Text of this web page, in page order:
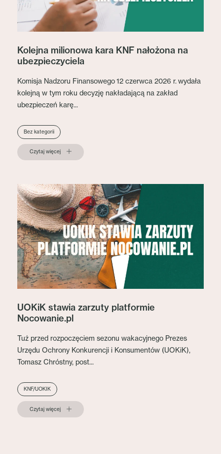
Kolejna milionowa kara KNF nałożona na
ubezpieczyciela
Komisja Nadzoru Finansowego 12 czerwca 2026 r. wydała
kolejną w tym roku decyzję nakładającą na zakład
ubezpieczeń karę...
Bez kategorii
Czytaj więcej
UOKiK stawia zarzuty platformie
Nocowanie.pl
Tuż przed rozpoczęciem sezonu wakacyjnego Prezes
Urzędu Ochrony Konkurencji i Konsumentów (UOKiK),
Tomasz Chróstny, post...
KNF/UOKIK
Czytaj więcej